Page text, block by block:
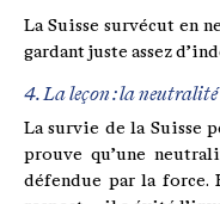
La Suisse survécut en
gardant juste assez
4. La leçon : la
La survie de la Suisse
prouve qu’une
défendue par la force.